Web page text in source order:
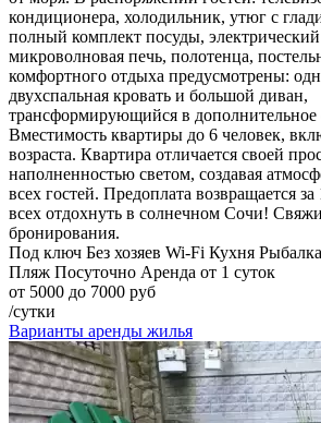
кондиционера, холодильник, утюг с
полный комплект посуды,
микроволновая печь, полотенца,
комфортного отдыха предусмотрены:
двухспальная кровать и большой диван,
трансформирующийся в дополнительное
Вместимость квартиры до 6 человек,
возраста. Квартира отличается своей
наполненностью светом, создавая
всех гостей. Предоплата возвращается
всех отдохнуть в солнечном Сочи!
бронирования.
Под ключ Без хозяев Wi-Fi Кухня Рыбалка
Пляж Посуточно Аренда от 1 суток
от 5000 до 7000 руб
/сутки
Варианты аренды жилья